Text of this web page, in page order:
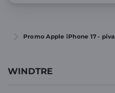
Promo Apple iPhone 17 - piva
WINDTRE